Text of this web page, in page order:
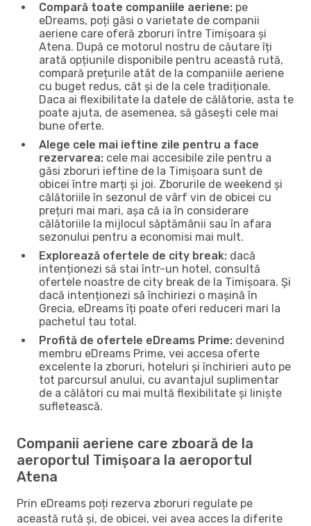
Compară toate companiile aeriene: pe
eDreams, poți găsi o varietate de companii
aeriene care oferă zboruri între Timișoara și
Atena. După ce motorul nostru de căutare îți
arată opțiunile disponibile pentru această rută,
compară prețurile atât de la companiile aeriene
cu buget redus, cât și de la cele tradiționale.
Daca ai flexibilitate la datele de călătorie, asta te
poate ajuta, de asemenea, să găsești cele mai
bune oferte.
Alege cele mai ieftine zile pentru a face
rezervarea: cele mai accesibile zile pentru a
găsi zboruri ieftine de la Timișoara sunt de
obicei între marți și joi. Zborurile de weekend și
călătoriile în sezonul de vârf vin de obicei cu
prețuri mai mari, așa că ia în considerare
călătoriile la mijlocul săptămânii sau în afara
sezonului pentru a economisi mai mult.
Explorează ofertele de city break: dacă
intenționezi să stai într-un hotel, consultă
ofertele noastre de city break de la Timișoara. Și
dacă intenționezi să închiriezi o mașină în
Grecia, eDreams îți poate oferi reduceri mari la
pachetul tau total.
Profită de ofertele eDreams Prime: devenind
membru eDreams Prime, vei accesa oferte
excelente la zboruri, hoteluri și închirieri auto pe
tot parcursul anului, cu avantajul suplimentar
de a călători cu mai multă flexibilitate și liniște
sufletească.
Companii aeriene care zboară de la
aeroportul Timișoara la aeroportul
Atena
Prin eDreams poți rezerva zboruri regulate pe
această rută și, de obicei, vei avea acces la diferite